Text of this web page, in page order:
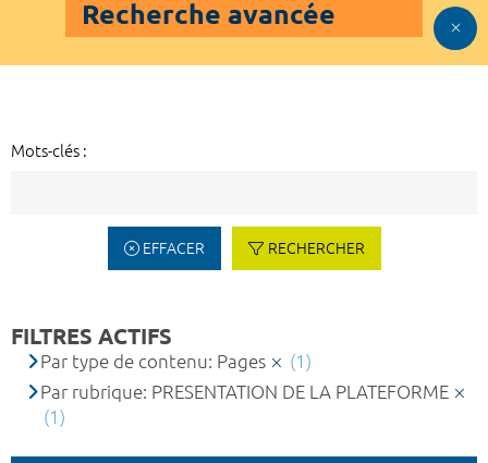
Recherche avancée
Mots-clés :
EFFACER RECHERCHER
FILTRES ACTIFS
Par type de contenu: Pages
(1)
Par rubrique: PRESENTATION DE LA PLATEFORME
(1)